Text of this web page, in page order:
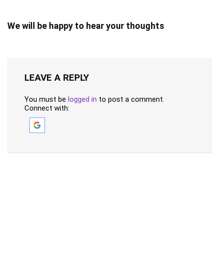
We will be happy to hear your thoughts
LEAVE A REPLY
You must be logged in to post a comment.
Connect with: